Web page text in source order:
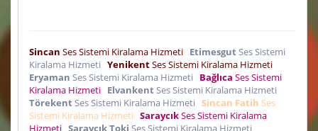
Sincan Ses Sistemi Kiralama Hizmeti Etimesgut Ses Sistemi
Kiralama Hizmeti YenikentSes Sistemi Kiralama Hizmeti
Eryaman Ses Sistemi Kiralama Hizmeti Bağlıca Ses Sistemi
Kiralama Hizmeti Elvankent Ses Sistemi Kiralama Hizmeti
Törekent Ses Sistemi Kiralama Hizmeti Sincan Fatih Ses
Sistemi Kiralama Hizmeti SaraycıkSes Sistemi Kiralama
Hizmeti Saraycık Toki Ses Sistemi Kiralama Hizmeti